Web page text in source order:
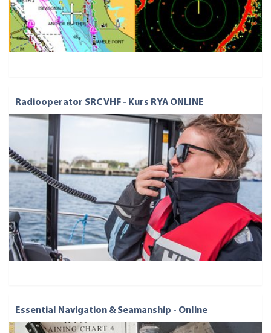
Radiooperator SRC VHF - Kurs RYA ONLINE
Essential Navigation & Seamanship - Online